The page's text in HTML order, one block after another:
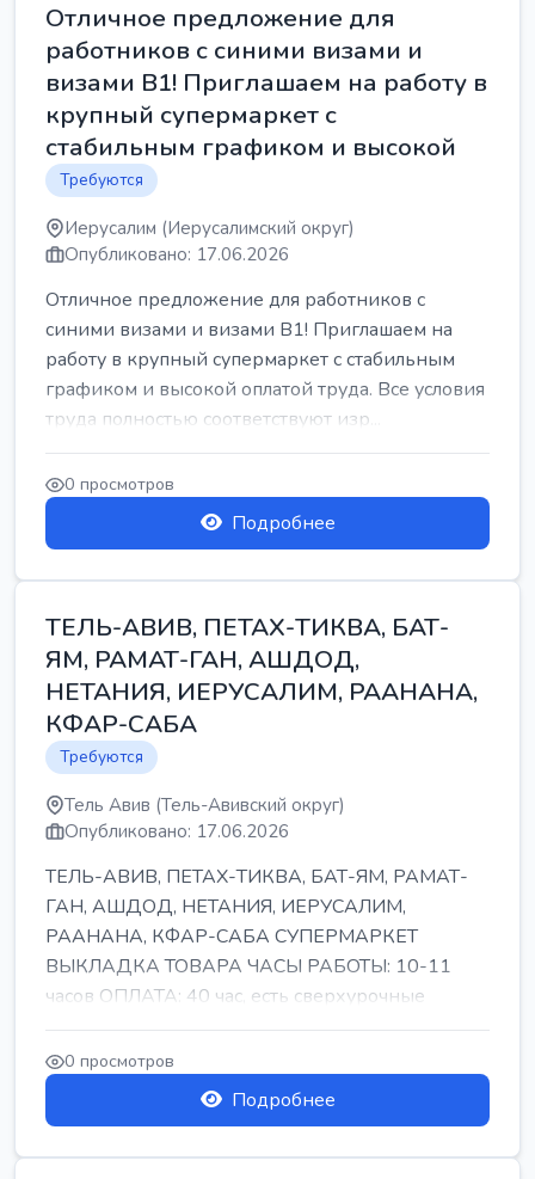
Отличное предложение для
работников с синими визами и
визами B1! Приглашаем на работу в
крупный супермаркет с
стабильным графиком и высокой
Требуются
Иерусалим (Иерусалимский округ)
Опубликовано: 17.06.2026
Отличное предложение для работников с
синими визами и визами B1! Приглашаем на
работу в крупный супермаркет с стабильным
графиком и высокой оплатой труда. Все условия
труда полностью соответствуют изр...
0 просмотров
Подробнее
ТЕЛЬ-АВИВ, ПЕТАХ-ТИКВА, БАТ-
ЯМ, РАМАТ-ГАН, АШДОД,
НЕТАНИЯ, ИЕРУСАЛИМ, РААНАНА,
КФАР-САБА
Требуются
Тель Авив (Тель-Авивский округ)
Опубликовано: 17.06.2026
ТЕЛЬ-АВИВ, ПЕТАХ-ТИКВА, БАТ-ЯМ, РАМАТ-
ГАН, АШДОД, НЕТАНИЯ, ИЕРУСАЛИМ,
РААНАНА, КФАР-САБА СУПЕРМАРКЕТ
ВЫКЛАДКА ТОВАРА ЧАСЫ РАБОТЫ: 10-11
часов ОПЛАТА: 40 час, есть сверхурочные
ПИТАНИЕ ЕСТЬ Для синих б...
0 просмотров
Подробнее